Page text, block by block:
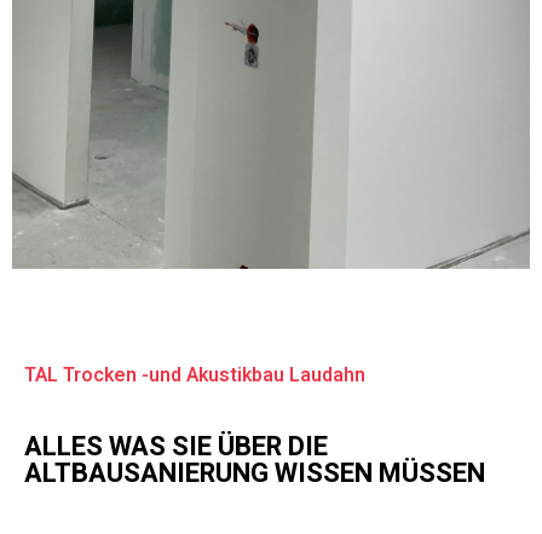
TAL Trocken -und Akustikbau Laudahn
ALLES WAS SIE ÜBER DIE
ALTBAUSANIERUNG WISSEN MÜSSEN